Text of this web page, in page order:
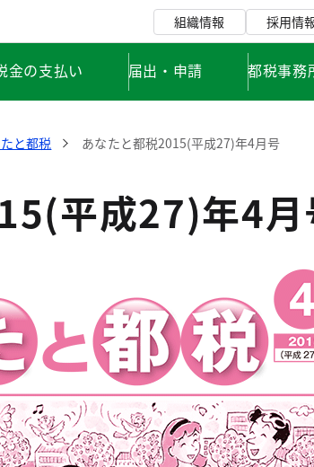
組織情報 採用情
金の支払い 届出・申請 都税事務
と都税 あなたと都税2015(平成27)年4月号
平成27)年4月